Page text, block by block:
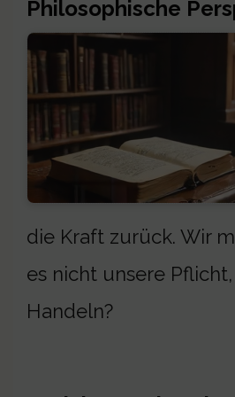
Philosophische
die Kraft zurück. Wir
es nicht unsere
Handeln?